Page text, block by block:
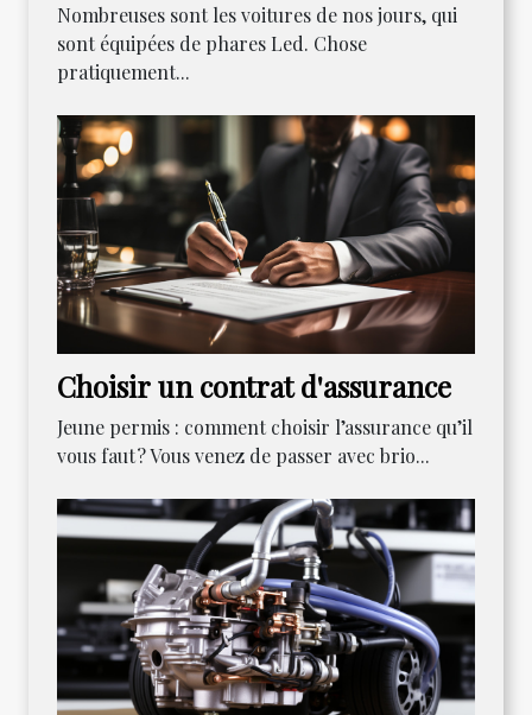
Nombreuses sont les voitures de nos jours, qui
sont équipées de phares Led. Chose
pratiquement...
Choisir un contrat d'assurance
Jeune permis : comment choisir l’assurance qu’il
vous faut ? Vous venez de passer avec brio...